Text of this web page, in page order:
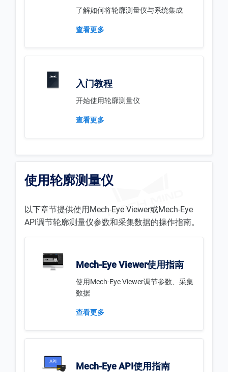
了解如何将轮廓测量仪与系统集成
查看更多
入门教程
开始使用轮廓测量仪
查看更多
使用轮廓测量仪
以下章节提供使用Mech-Eye Viewer或Mech-Eye
API调节轮廓测量仪参数和采集数据的操作指南。
Mech-Eye Viewer使用指南
使用Mech-Eye Viewer调节参数、采集
数据
查看更多
Mech-Eye API使用指南